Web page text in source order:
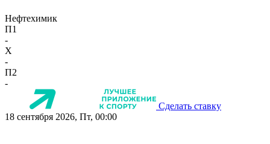
Нефтехимик
П1
-
X
-
П2
-
Сделать ставку
18 сентября 2026, Пт, 00:00